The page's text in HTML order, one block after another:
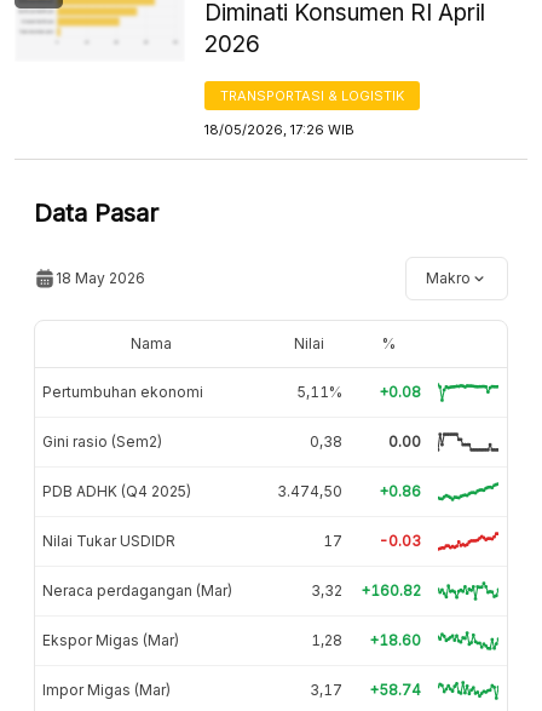
Diminati Konsumen RI April
2026
TRANSPORTASI & LOGISTIK
18/05/2026, 17:26 WIB
Data Pasar
18 May 2026 Makro
Nama Nilai %
Pertumbuhan ekonomi 5,11% +0.08
Gini rasio (Sem2) 0,38 0.00
PDB ADHK (Q4 2025) 3.474,50 +0.86
Nilai Tukar USDIDR 17 -0.03
Neraca perdagangan (Mar) 3,32 +160.82
Ekspor Migas (Mar) 1,28 +18.60
Impor Migas (Mar) 3,17 +58.74